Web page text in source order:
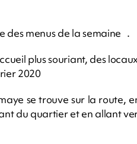
des menus de la semaine .
plus souriant, des
2020
se trouve sur la route,
du quartier et en allant